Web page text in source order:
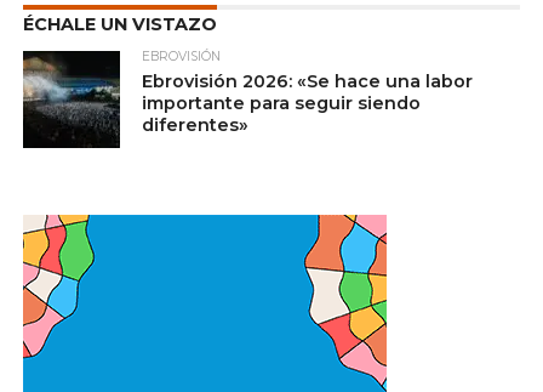
ÉCHALE UN VISTAZO
EBROVISIÓN
Ebrovisión 2026: «Se hace una labor
importante para seguir siendo
diferentes»